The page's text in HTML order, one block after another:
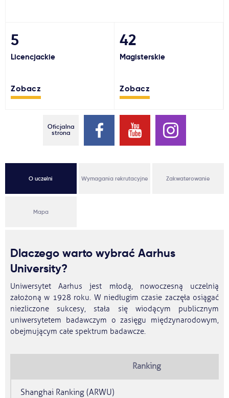
Usługi
5
Licencjackie
Zobacz
42
Magisterskie
Zobacz
Oficjalna
strona
O uczelni Wymagania rekrutacyjne Zakwaterowanie
Mapa
Dlaczego warto wybrać Aarhus
University?
Uniwersytet Aarhus jest młodą, nowoczesną uczelnią
założoną w 1928 roku. W niedługim czasie zaczęła osiągać
niezliczone sukcesy, stała się wiodącym publicznym
uniwersytetem badawczym o zasięgu międzynarodowym,
obejmującym całe spektrum badawcze.
Ranking
Shanghai Ranking (ARWU)